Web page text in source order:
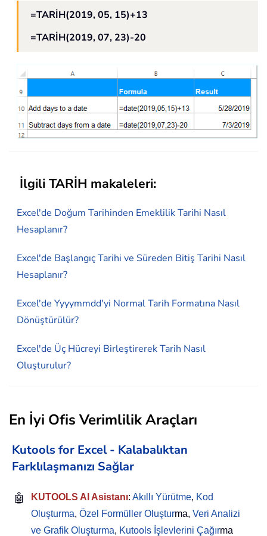
=TARİH(2019, 05, 15)+13
=TARİH(2019, 07, 23)-20
İlgili TARİH makaleleri:
Excel'de Doğum Tarihinden Emeklilik Tarihi Nasıl
Hesaplanır?
Excel'de Başlangıç Tarihi ve Süreden Bitiş Tarihi Nasıl
Hesaplanır?
Excel'de Yyyymmdd'yi Normal Tarih Formatına Nasıl
Dönüştürülür?
Excel'de Üç Hücreyi Birleştirerek Tarih Nasıl
Oluşturulur?
En İyi Ofis Verimlilik Araçları
Kutools for Excel - Kalabalıktan
Farklılaşmanızı Sağlar
🤖 KUTOOLS AI Asistanı: Akıllı Yürütme, Kod
Oluşturma, Özel Formüller Oluşturma, Veri Analizi
ve Grafik Oluşturma, Kutools İşlevlerini Çağırma